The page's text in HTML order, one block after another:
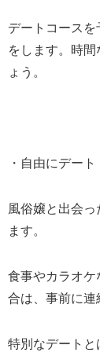
デートコース
をします。時
ょう。
・自由にデート
風俗嬢と出会
ます。
食事やカラオ
合は、事前に連
特別なデート